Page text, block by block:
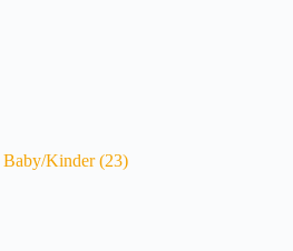
Baby/Kinder(23)